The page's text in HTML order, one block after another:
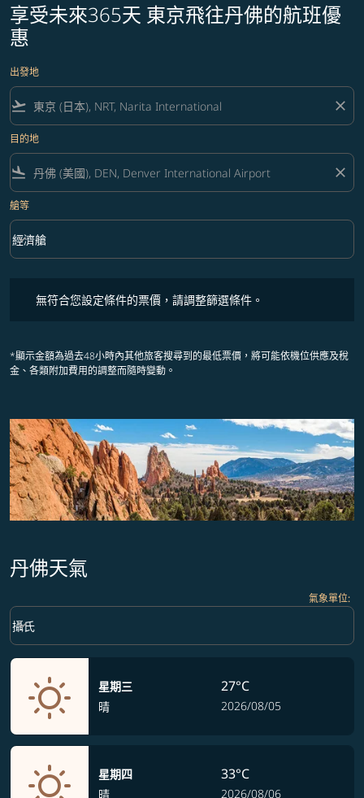
享受未來365天 東京飛往丹佛的航班優
惠
出發地
flight_takeoff close
目的地
flight_land close
艙等
艙等 option 經濟艙 Selected
經濟艙
keyboard_arrow_down
無符合您設定條件的票價，請調整篩選條件。
*顯示金額為過去48小時內其他旅客搜尋到的最低票價，將可能依機位供應及稅
金、各類附加費用的調整而隨時變動。
丹佛天氣
氣象單位:
Weather unit option 攝氏 Selected
攝氏
keyboard_arrow_down
星期三
晴
27°C
2026/08/05
星期四
晴
33°C
2026/08/06